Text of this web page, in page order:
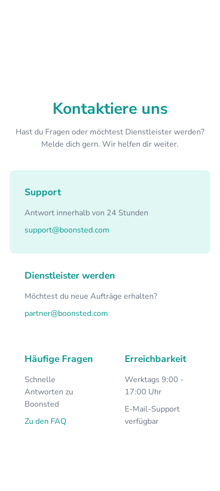
Kontaktiere uns
Hast du Fragen oder möchtest Dienstleister werden?
Melde dich gern. Wir helfen dir weiter.
Support
Antwort innerhalb von 24 Stunden
support@boonsted.com
Dienstleister werden
Möchtest du neue Aufträge erhalten?
partner@boonsted.com
Häufige Fragen
Schnelle
Antworten zu
Boonsted
Zu den FAQ
Erreichbarkeit
Werktags 9:00 -
17:00 Uhr
E-Mail-Support
verfügbar